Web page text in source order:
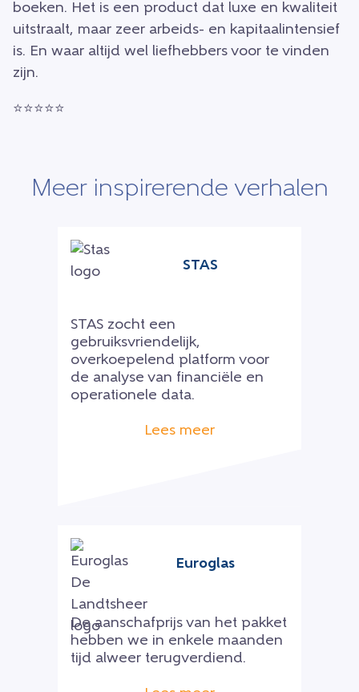
boeken. Het is een product dat luxe en kwaliteit
uitstraalt, maar zeer arbeids- en kapitaalintensief
is. En waar altijd wel liefhebbers voor te vinden
zijn.
⭐⭐⭐⭐⭐
Meer inspirerende verhalen
STAS
STAS zocht een
gebruiksvriendelijk,
overkoepelend platform voor
de analyse van financiële en
operationele data.
Lees meer
Euroglas
De aanschafprijs van het pakket
hebben we in enkele maanden
tijd alweer terugverdiend.